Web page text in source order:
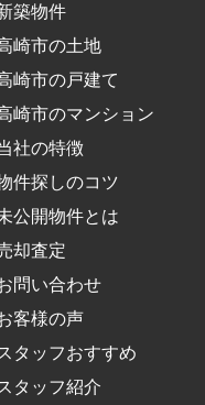
築物件
崎市の土地
崎市の戸建て
崎市のマンション
社の特徴
件探しのコツ
公開物件とは
却査定
問い合わせ
客様の声
タッフおすすめ
タッフ紹介